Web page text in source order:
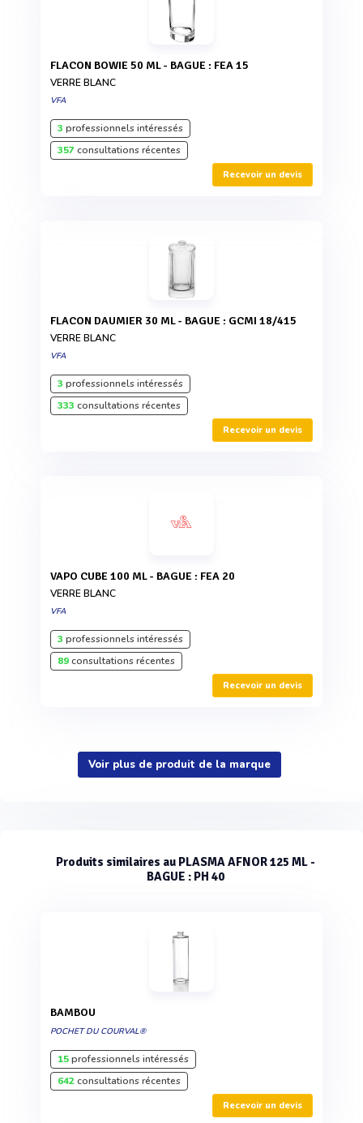
FLACON BOWIE 50 ML - BAGUE : FEA 15
VERRE BLANC
VFA
3 professionnels intéressés
357consultations récentes
Recevoir un devis
FLACON DAUMIER 30 ML - BAGUE : GCMI 18/415
VERRE BLANC
VFA
3 professionnels intéressés
333 consultations récentes
Recevoir un devis
VAPO CUBE 100 ML - BAGUE : FEA 20
VERRE BLANC
VFA
3 professionnels intéressés
89consultations récentes
Recevoir un devis
Voir plus de produit de la marque
Produits similaires au PLASMA AFNOR 125 ML -
BAGUE : PH 40
BAMBOU
POCHET DU COURVAL®
15professionnels intéressés
642consultations récentes
Recevoir un devis